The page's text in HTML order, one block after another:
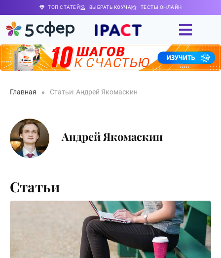
ТОП СТАТЕЙ ВЫБРАТЬ КОУЧА ТЕСТЫ ОНЛАЙН
Главная » Статьи: Андрей Якомаскин
Андрей Якомаскин
Статьи